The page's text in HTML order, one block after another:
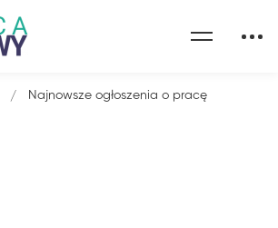
Najnowsze ogłoszenia o pracę